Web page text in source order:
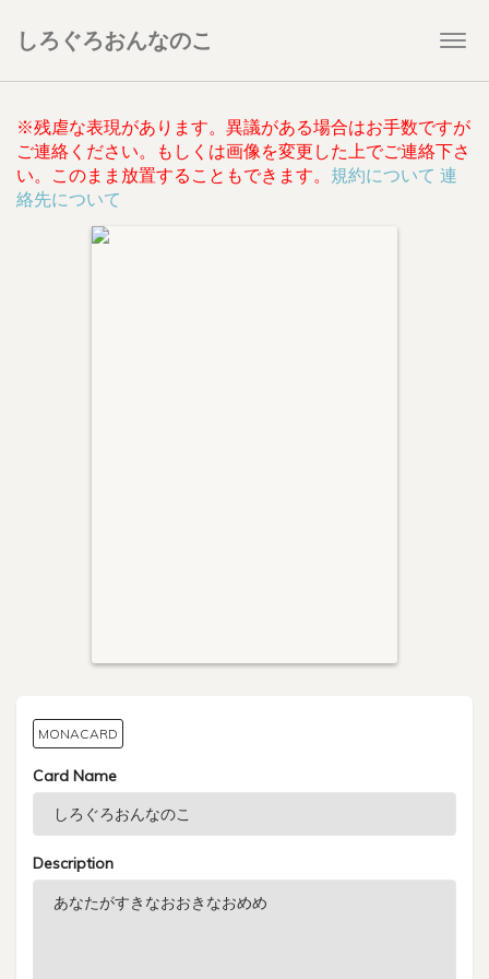
しろぐろおんなのこ
※残虐な表現があります。異議がある場合はお手数ですが
ご連絡ください。もしくは画像を変更した上でご連絡下さ
い。このまま放置することもできます。 規約について 連
絡先について
MONACARD
Card Name
Description